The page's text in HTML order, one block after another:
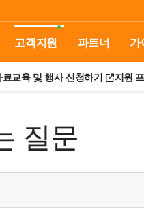
고객지원 파트너 가
료교육 및 행사 신청하기 지원
질문